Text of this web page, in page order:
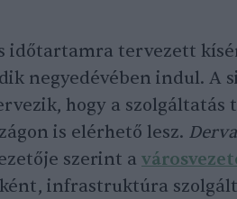
időtartamra tervezett
negyedévében indul. A
hogy a szolgáltatás
is elérhető lesz.
szerint a
infrastruktúra